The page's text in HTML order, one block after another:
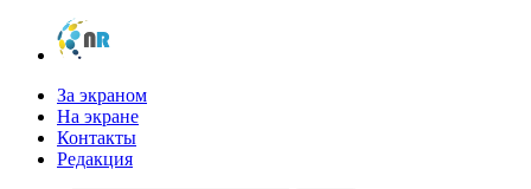
newsroom.su
Новости о новостях
За экраном
На экране
Контакты
Редакция